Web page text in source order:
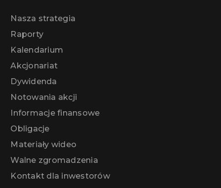
Nasza strategia
Raporty
Kalendarium
Akcjonariat
Dywidenda
Notowania akcji
Informacje finansowe
Obligacje
Materiały wideo
Walne zgromadzenia
Kontakt dla inwestorów